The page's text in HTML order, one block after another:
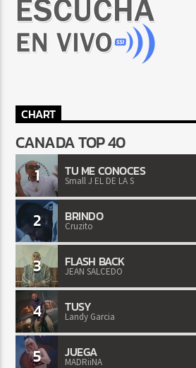
CHART
CANADA TOP 40
1 TU ME CONOCES
Small J EL DE LA S
2 BRINDO
Cruzito
3 FLASH BACK
JEAN SALCEDO
4 TUSY
Landy Garcia
5 JUEGA
MADRiiNA